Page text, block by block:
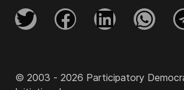
© 2003 - 2026 Participatory